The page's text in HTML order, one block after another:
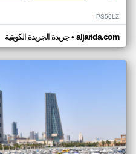
PS56LZ
جريدة الجريدة الكويتية• aljarida.com